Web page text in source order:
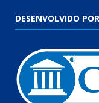
DESENVOLVIDO